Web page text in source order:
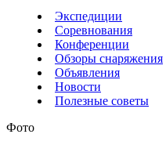
Экспедиции
Соревнования
Конференции
Обзоры снаряжения
Объявления
Новости
Полезные советы
Фото